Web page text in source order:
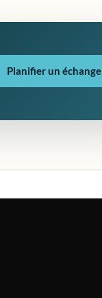
Planifier un échange